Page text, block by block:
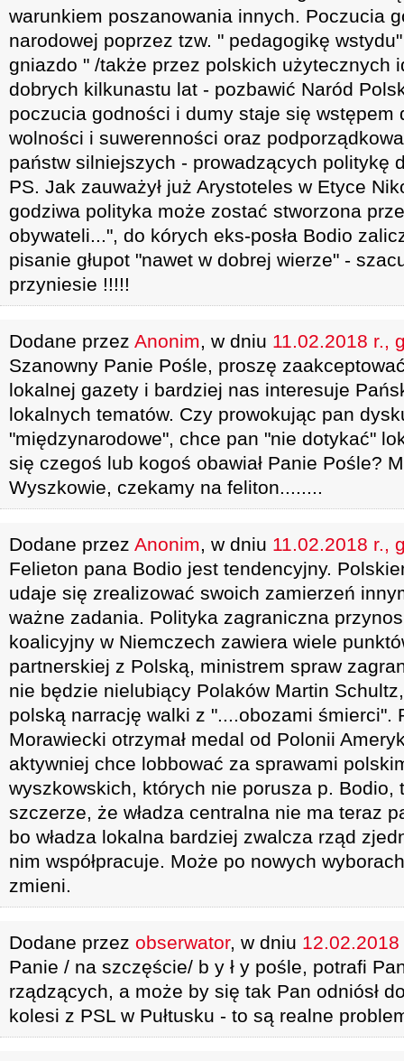
warunkiem poszanowania innych. Poczucia
narodowej poprzez tzw. " pedagogikę
gniazdo " /także przez polskich użytecznych
dobrych kilkunastu lat - pozbawić Naród
poczucia godności i dumy staje się wstępem
wolności i suwerenności oraz
państw silniejszych - prowadzących politykę
PS. Jak zauważył już Arystoteles w Etyce
godziwa polityka może zostać stworzona
obywateli...", do kórych eks-posła Bodio
pisanie głupot "nawet w dobrej wierze" -
przyniesie !!!!!
Dodane przez Anonim, w dniu 11.02.2018 r.,
Szanowny Panie Pośle, proszę
lokalnej gazety i bardziej nas interesuje
lokalnych tematów. Czy prowokując pan
"międzynarodowe", chce pan "nie dotykać"
się czegoś lub kogoś obawiał Panie Pośle?
Wyszkowie, czekamy na feliton........
Dodane przez Anonim, w dniu 11.02.2018 r.,
Felieton pana Bodio jest tendencyjny.
udaje się zrealizować swoich zamierzeń
ważne zadania. Polityka zagraniczna
koalicyjny w Niemczech zawiera wiele
partnerskiej z Polską, ministrem spraw
nie będzie nielubiący Polaków Martin
polską narrację walki z "....obozami śmierci".
Morawiecki otrzymał medal od Polonii
aktywniej chce lobbować za sprawami
wyszkowskich, których nie porusza p. Bodio,
szczerze, że władza centralna nie ma teraz
bo władza lokalna bardziej zwalcza rząd
nim współpracuje. Może po nowych
zmieni.
Dodane przez obserwator, w dniu
Panie / na szczęście/ b y ł y pośle, potrafi
rządzących, a może by się tak Pan odniósł
kolesi z PSL w Pułtusku - to są realne